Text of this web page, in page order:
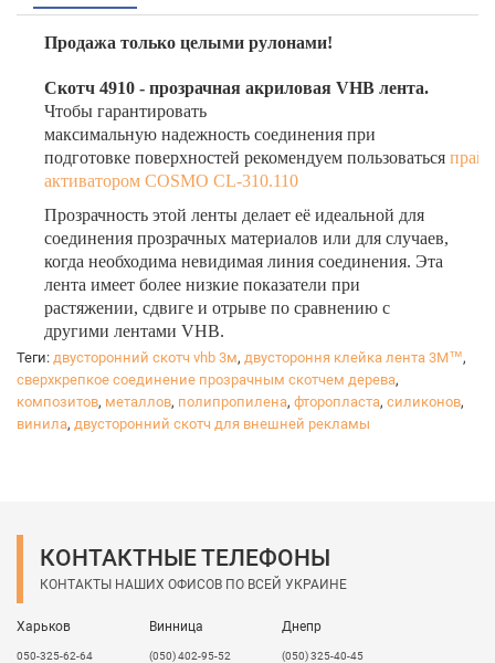
Продажа только целыми рулонами!
Скотч 4910 - прозрачная акриловая VHB лента.
Чтобы гарантировать
максимальную надежность соединения при
подготовке поверхностей рекомендуем пользоваться
активатором COSMO CL-310.110
Прозрачность этой ленты делает её идеальной для
соединения прозрачных материалов или для случаев,
когда необходима невидимая линия соединения. Эта
лента имеет более низкие показатели при
растяжении, сдвиге и отрыве по сравнению с
другими лентами VHB.
Теги: двусторонний скотч vhb 3м, двустороння клейка лента 3М™,
сверхкрепкое соединение прозрачным скотчем дерева,
композитов, металлов, полипропилена, фторопласта, силиконов,
винила, двусторонний скотч для внешней рекламы
КОНТАКТНЫЕ ТЕЛЕФОНЫ
КОНТАКТЫ НАШИХ ОФИСОВ ПО ВСЕЙ УКРАИНЕ
Харьков
050-325-62-64
Винница
(050) 402-95-52
Днепр
(050) 325-40-45